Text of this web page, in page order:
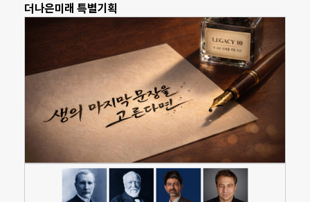
더나은미래 특별기획